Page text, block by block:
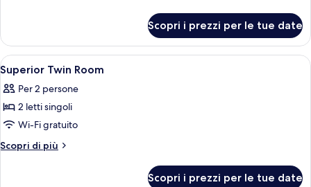
(Premier)
Double
Room
(Premier)
Scopri i prezzi per le tue date
Apri
tutte
le
foto
per
Superior
Camera d'albergo con due letti, una
4
Superior Twin Room
Per 2 persone
2 letti singoli
Wi-Fi gratuito
Scopri di più
Altri
Scopri i prezzi per le tue date